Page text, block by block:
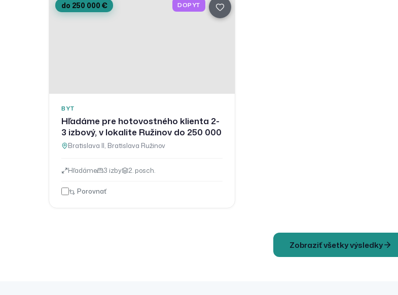
do 250 000 € DOPYT
BYT
Hľadáme pre hotovostného klienta 2-
3 izbový, v lokalite Ružinov do 250 000
Bratislava II, Bratislava Ružinov
Hľadáme 3 izby 2. posch.
Porovnať
Zobraziť všetky výsledky